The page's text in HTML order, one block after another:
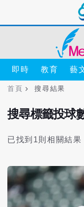
即時 教育 藝
首頁 搜尋結果
搜尋標籤投球
已找到1則相關結果